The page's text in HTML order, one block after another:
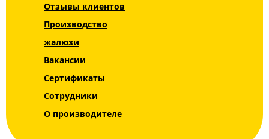
Отзывы клиентов
Производство
жалюзи
Вакансии
Сертификаты
Сотрудники
О производителе
Вертикальные
жалюзи
Вертикальные
V-FORM
пластиковые
жалюзи V-FORM